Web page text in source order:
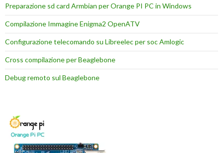
Preparazione sd card Armbian per Orange PI PC in Windows
Compilazione Immagine Enigma2 OpenATV
Configurazione telecomando su Libreelec per soc Amlogic
Cross compilazione per Beaglebone
Debug remoto sul Beaglebone